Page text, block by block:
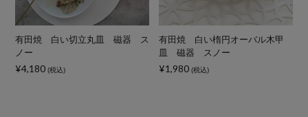
有田焼 白い切立丸皿 磁器 ス
ノー
¥4,180 (税込)
有田焼 白い楕円オーバル木甲
皿 磁器 スノー
¥1,980 (税込)